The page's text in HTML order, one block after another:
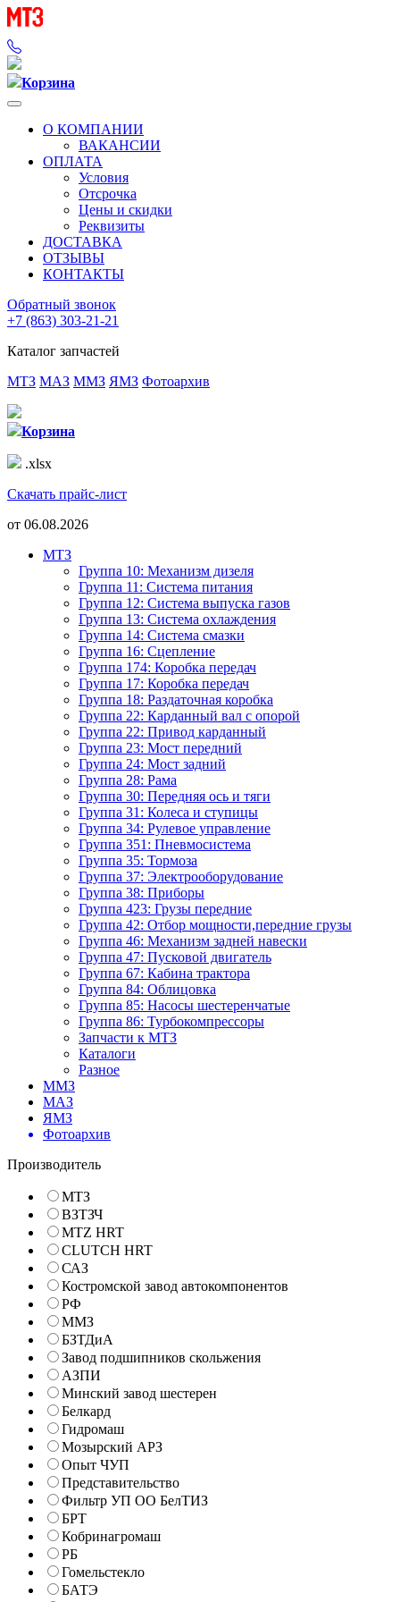
Корзина
О КОМПАНИИ
ВАКАНСИИ
ОПЛАТА
Условия
Отсрочка
Цены и скидки
Реквизиты
ДОСТАВКА
ОТЗЫВЫ
КОНТАКТЫ
Обратный звонок
+7 (863) 303-21-21
Каталог запчастей
МТЗ МАЗ ММЗ ЯМЗ Фотоархив
Корзина
.xlsx
Скачать прайс-лист
от 06.08.2026
МТЗ
Группа 10: Механизм дизеля
Группа 11: Система питания
Группа 12: Система выпуска газов
Группа 13: Система охлаждения
Группа 14: Система смазки
Группа 16: Сцепление
Группа 174: Коробка передач
Группа 17: Коробка передач
Группа 18: Раздаточная коробка
Группа 22: Карданный вал с опорой
Группа 22: Привод карданный
Группа 23: Мост передний
Группа 24: Мост задний
Группа 28: Рама
Группа 30: Передняя ось и тяги
Группа 31: Колеса и ступицы
Группа 34: Рулевое управление
Группа 351: Пневмосистема
Группа 35: Тормоза
Группа 37: Электрооборудование
Группа 38: Приборы
Группа 423: Грузы передние
Группа 42: Отбор мощности,передние грузы
Группа 46: Механизм задней навески
Группа 47: Пусковой двигатель
Группа 67: Кабина трактора
Группа 84: Облицовка
Группа 85: Насосы шестеренчатые
Группа 86: Турбокомпрессоры
Запчасти к МТЗ
Каталоги
Разное
ММЗ
МАЗ
ЯМЗ
Фотоархив
Производитель
МТЗ
ВЗТЗЧ
MTZ HRT
CLUTCH HRT
САЗ
Костромской завод автокомпонентов
РФ
ММЗ
БЗТДиА
Завод подшипников скольжения
АЗПИ
Минский завод шестерен
Белкард
Гидромаш
Мозырский АРЗ
Опыт ЧУП
Представительство
Фильтр УП ОО БелТИЗ
БРТ
Кобринагромаш
РБ
Гомельстекло
БАТЭ